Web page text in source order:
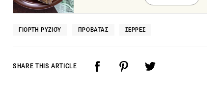
ΓΙΟΡΤΉ ΡΥΖΙΟΎ ΠΡΟΒΑΤΆΣ ΣΈΡΡΕΣ
SHARE THIS ARTICLE